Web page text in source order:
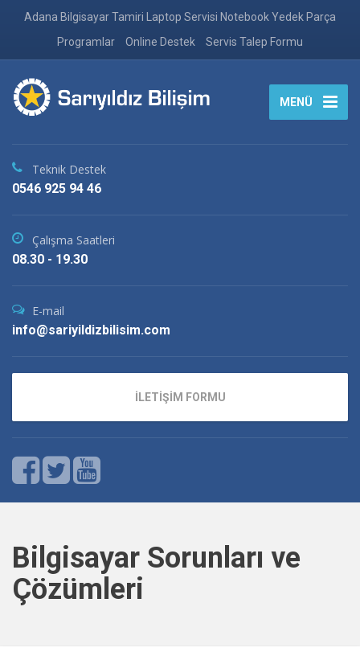
Adana Bilgisayar Tamiri Laptop Servisi Notebook Yedek Parça
Programlar
Online Destek Servis Talep Formu
MENÜ
Teknik Destek
0546 925 94 46
Çalışma Saatleri
08.30 - 19.30
E-mail
info@sariyildizbilisim.com
İLETİŞİM FORMU
Bilgisayar Sorunları ve
Çözümleri